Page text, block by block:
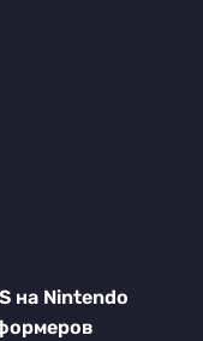
на Nintendo